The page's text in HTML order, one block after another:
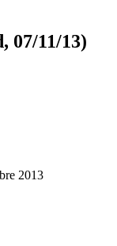
07/11/13)
2013